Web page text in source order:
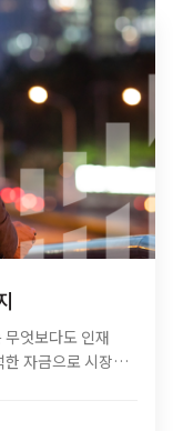
엇보다도 인재
자금으로 시장을